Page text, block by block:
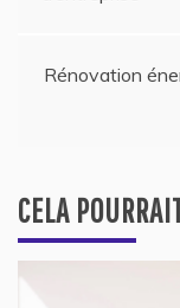
l’article
Rénovation
CELA